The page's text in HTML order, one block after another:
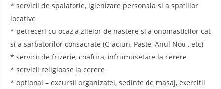
* servicii de spalatorie, igienizare personala si a spatiilor
locative
* petreceri cu ocazia zilelor de nastere si a onomasticilor cat
si a sarbatorilor consacrate (Craciun, Paste, Anul Nou , etc)
* servicii de frizerie, coafura, infrumusetare la cerere
* servicii religioase la cerere
* optional – excursii organizatei, sedinte de masaj, exercitii